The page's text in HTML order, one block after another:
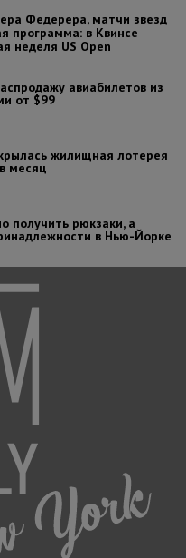
Федерера, матчи звезд
программа: в Квинсе
неделя US Open
жилищная лотерея
месяц
авиабилетов из
от $99
получить рюкзаки, а
в Нью-Йорке